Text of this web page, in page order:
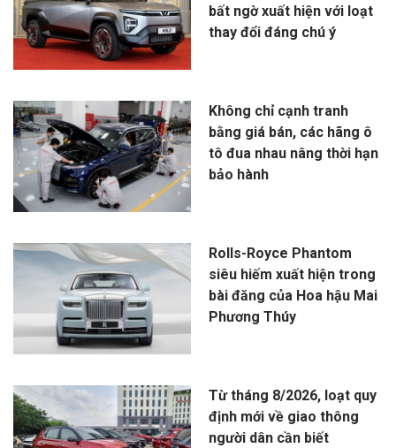
bất ngờ xuất hiện với loạt
thay đổi đáng chú ý
Không chỉ cạnh tranh
bằng giá bán, các hãng ô
tô đua nhau nâng thời hạn
bảo hành
Rolls-Royce Phantom
siêu hiếm xuất hiện trong
bài đăng của Hoa hậu Mai
Phương Thúy
Từ tháng 8/2026, loạt quy
định mới về giao thông
người dân cần biết